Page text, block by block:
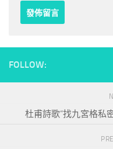
FOLLOW:
杜甫詩歌“找九宮格私